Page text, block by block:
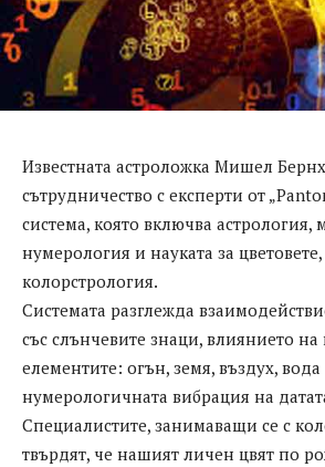
Известната астроложка Мишел
сътрудничество с експерти от
система, която включва астрология,
нумерология и науката за
колорстрология.
Системата разглежда
със слънчевите знаци, влиянието на
елементите: огън, земя, въздух, вода
нумерологичната вибрация на
Специалистите, занимаващи се с
твърдят, че нашият личен цвят по